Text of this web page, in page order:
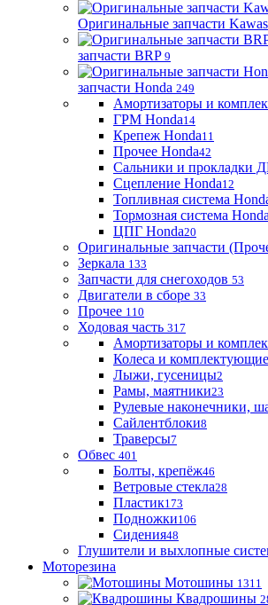
Оригинальные запчасти
запчасти BRP 9
запчасти Honda 249
Амортизаторы и
ГРМ Honda14
Крепеж Honda11
Прочее Honda42
Сальники и прокладки
Сцепление Honda12
Топливная система
Тормозная система Honda
ЦПГ Honda20
Оригинальные запчасти
Зеркала 133
Запчасти для снегоходов 53
Двигатели в сборе 33
Прочее 110
Ходовая часть 317
Амортизаторы и
Колеса и комплектующие
Лыжи, гусеницы2
Рамы, маятники23
Рулевые наконечники,
Сайлентблоки8
Траверсы7
Обвес 401
Болты, крепёж46
Ветровые стекла28
Пластик173
Подножки106
Сидения48
Глушители и выхлопные
Моторезина
Мотошины 1311
Квадрошины